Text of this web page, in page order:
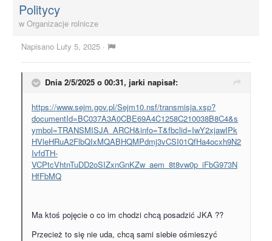
Politycy
w Organizacje rolnicze
Napisano Luty 5, 2025 ·
Dnia 2/5/2025 o 00:31, jarki napisał:
https://www.sejm.gov.pl/Sejm10.nsf/transmisja.xsp?
documentId=BC037A3A0CBE69A4C1258C210038B8C4&s
ymbol=TRANSMISJA_ARCH&info=T&fbclid=IwY2xjawIPk
HVleHRuA2FlbQIxMQABHQMPdmj3vCSI01QfHa4ocxh9N2
IvfdTH-
VCPtcVhtnTuDD2oSIZxnGnKZw_aem_8t8vw0p_iFbG973N
HfFbMQ
Ma ktoś pojęcie o co im chodzi chcą posadzić JKA ??
Przecież to się nie uda, chcą sami siebie ośmieszyć